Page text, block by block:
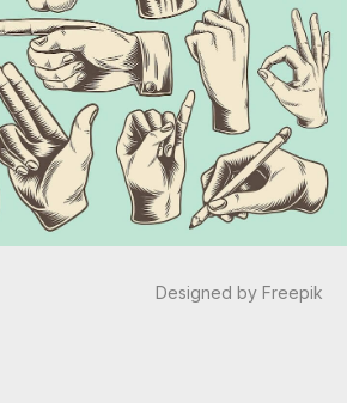
Designed by Freepik